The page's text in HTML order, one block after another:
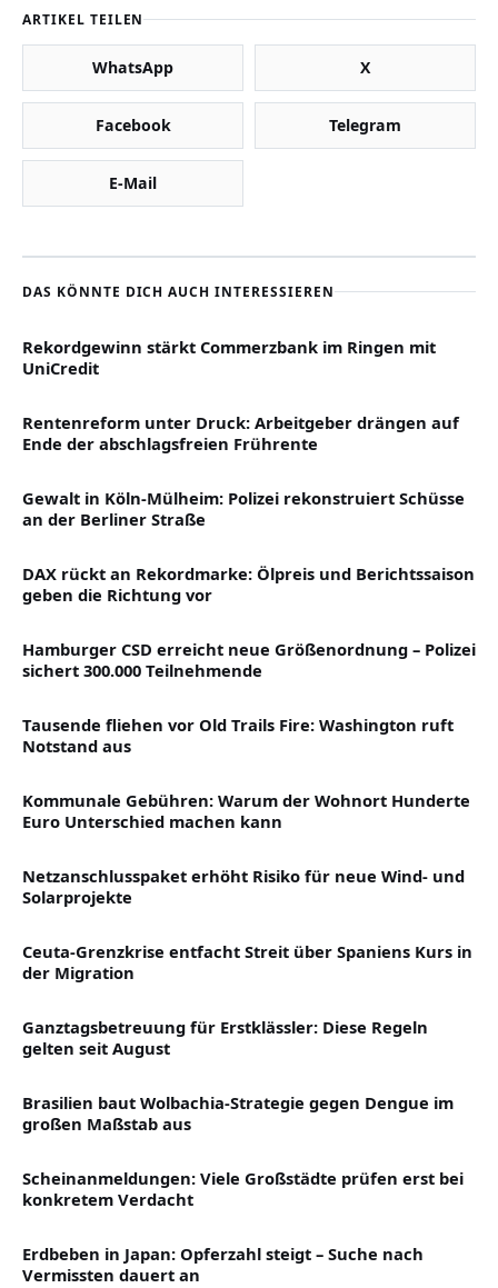
ARTIKEL TEILEN
WhatsApp X
Facebook Telegram
E-Mail
DAS KÖNNTE DICH AUCH INTERESSIEREN
Rekordgewinn stärkt Commerzbank im Ringen mit
UniCredit
Rentenreform unter Druck: Arbeitgeber drängen auf
Ende der abschlagsfreien Frührente
Gewalt in Köln-Mülheim: Polizei rekonstruiert Schüsse
an der Berliner Straße
DAX rückt an Rekordmarke: Ölpreis und Berichtssaison
geben die Richtung vor
Hamburger CSD erreicht neue Größenordnung – Polizei
sichert 300.000 Teilnehmende
Tausende fliehen vor Old Trails Fire: Washington ruft
Notstand aus
Kommunale Gebühren: Warum der Wohnort Hunderte
Euro Unterschied machen kann
Netzanschlusspaket erhöht Risiko für neue Wind- und
Solarprojekte
Ceuta-Grenzkrise entfacht Streit über Spaniens Kurs in
der Migration
Ganztagsbetreuung für Erstklässler: Diese Regeln
gelten seit August
Brasilien baut Wolbachia-Strategie gegen Dengue im
großen Maßstab aus
Scheinanmeldungen: Viele Großstädte prüfen erst bei
konkretem Verdacht
Erdbeben in Japan: Opferzahl steigt – Suche nach
Vermissten dauert an